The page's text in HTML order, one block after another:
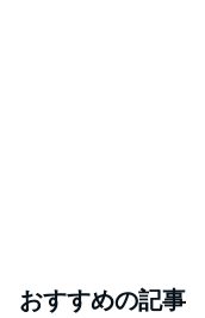
おすすめの記事